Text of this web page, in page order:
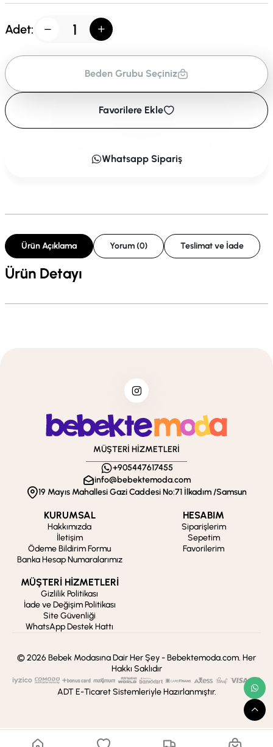
Adet:
Beden Grubu Seçiniz
Favorilere Ekle
Whatsapp Sipariş
Ürün Açıklama Yorum (0) Teslimat ve İade
Ürün Detayı
MÜŞTERİ HİZMETLERİ
+905447617455
info@bebektemoda.com
19 Mayıs Mahallesi Gazi Caddesi No:71 İlkadım /Samsun
KURUMSAL
Hakkımızda
İletişim
Ödeme Bildirim Formu
Banka Hesap Numaralarımız
HESABIM
Siparişlerim
Sepetim
Favorilerim
MÜŞTERİ HİZMETLERİ
Gizlilik Politikası
İade ve Değişim Politikası
Site Güvenliği
WhatsApp Destek Hattı
© 2026 Bebek Modasına Dair Her Şey - Bebektemoda.com. Her
Hakkı Saklıdır
ADT E-Ticaret Sistemleriyle Hazırlanmıştır.